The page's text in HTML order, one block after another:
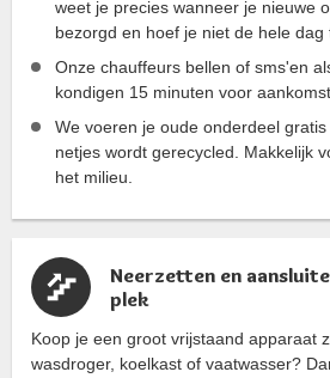
weet je precies wanneer je nieuwe
bezorgd en hoef je niet de hele dag
Onze chauffeurs bellen of sms'en
kondigen 15 minuten voor
We voeren je oude onderdeel
netjes wordt gerecycled. Makkelijk
het milieu.
Neerzetten en
plek
Koop je een groot vrijstaand apparaat
wasdroger, koelkast of vaatwasser?